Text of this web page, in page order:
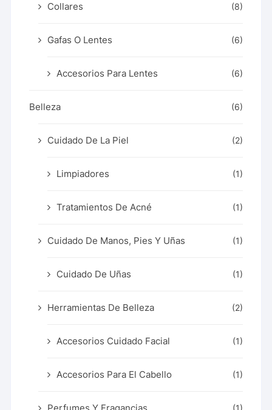
Collares (8)
Gafas O Lentes (6)
Accesorios Para Lentes (6)
Belleza (6)
Cuidado De La Piel (2)
Limpiadores (1)
Tratamientos De Acné (1)
Cuidado De Manos, Pies Y Uñas (1)
Cuidado De Uñas (1)
Herramientas De Belleza (2)
Accesorios Cuidado Facial (1)
Accesorios Para El Cabello (1)